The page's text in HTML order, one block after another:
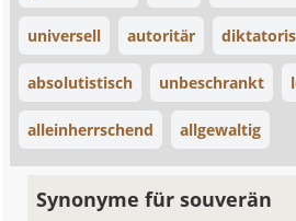
universell autoritär
absolutistisch unbeschrankt
alleinherrschend allgewaltig
Synonyme für souverän